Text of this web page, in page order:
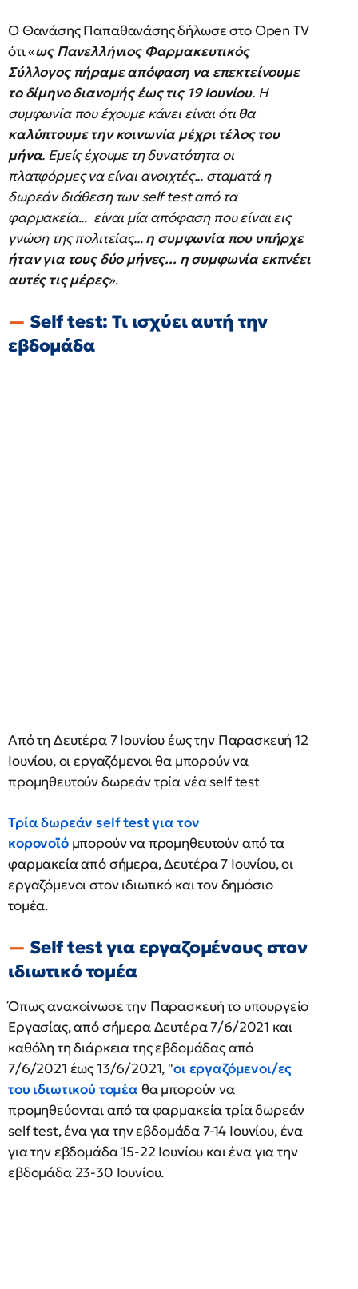
Ο Θανάσης Παπαθανάσης δήλωσε στο Open TV
ότι «ως Πανελλήνιος Φαρμακευτικός
Σύλλογος πήραμε απόφαση να επεκτείνουμε
το δίμηνο διανομής έως τις 19 Ιουνίου. Η
συμφωνία που έχουμε κάνει είναι ότιθα
καλύπτουμε την κοινωνία μέχρι τέλος του
μήνα. Εμείς έχουμε τη δυνατότητα οι
πλατφόρμες να είναι ανοιχτές... σταματά η
δωρεάν διάθεση των self test από τα
φαρμακεία... είναι μία απόφαση που είναι εις
γνώση της πολιτείας...η συμφωνία που υπήρχε
ήταν για τους δύο μήνες... η συμφωνία εκπνέει
αυτές τις μέρες».
Self test: Τι ισχύει αυτή την
εβδομάδα
Aπό τη Δευτέρα 7 Ιουνίου έως την Παρασκευή 12
Ιουνίου, οι εργαζόμενοι θα μπορούν να
προμηθευτούν δωρεάν τρία νέα self test
Τρία δωρεάν self test για τον
κορονοϊόμπορούν να προμηθευτούν από τα
φαρμακεία από σήμερα, Δευτέρα 7 Ιουνίου, οι
εργαζόμενοι στον ιδιωτικό και τον δημόσιο
τομέα.
Self test για εργαζομένους στον
ιδιωτικό τομέα
Όπως ανακοίνωσε την Παρασκευή το υπουργείο
Εργασίας, από σήμερα Δευτέρα 7/6/2021 και
καθόλη τη διάρκεια της εβδομάδας από
7/6/2021 έως 13/6/2021, "οι εργαζόμενοι/ες
του ιδιωτικού τομέα θα μπορούν να
προμηθεύονται από τα φαρμακεία τρία δωρεάν
self test, ένα για την εβδομάδα 7-14 Ιουνίου, ένα
για την εβδομάδα 15-22 Ιουνίου και ένα για την
εβδομάδα 23-30 Ιουνίου.